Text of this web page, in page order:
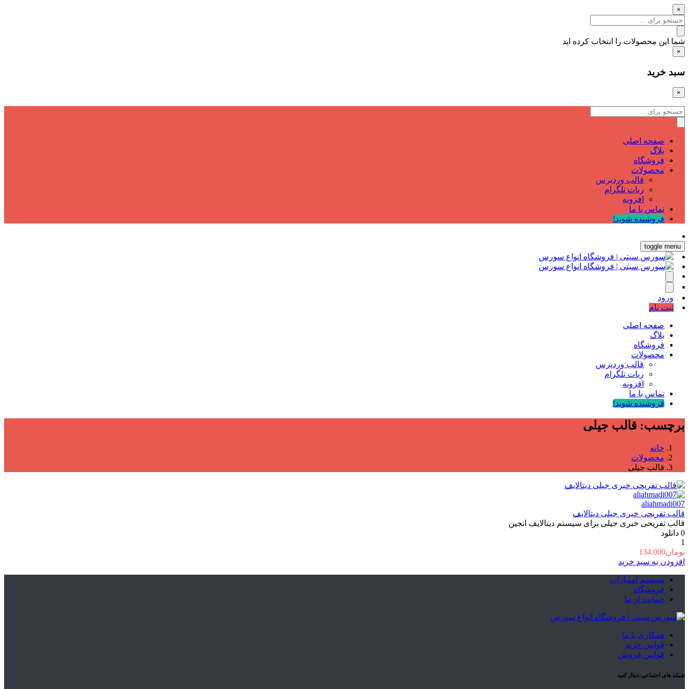
×
شما این محصولات را انتخاب کرده اید
×
سبد خرید
×
صفحه اصلی
بلاگ
فروشگاه
محصولات
قالب وردپرس
ربات تلگرام
افزونه
تماس با ما
فروشنده شوید!
toggle menu
ورود
ثبت نام
صفحه اصلی
بلاگ
فروشگاه
محصولات
قالب وردپرس
ربات تلگرام
افزونه
تماس با ما
فروشنده شوید!
برچسب: قالب جیلی
خانه
محصولات
قالب جیلی
aliahmadi007
قالب تفریحی خبری جیلی دیتالایف
قالب تفریحی خبری جیلی برای سیستم دیتالایف انجین
0 دانلود
1
تومان134.000
افزودن به سبد خرید
سیستم امتیازات
فروشگاه
حمایت از ما
همکاری با ما
قوانین خرید
قوانین فروش
شبکه های اجتماعی دنبال کنید